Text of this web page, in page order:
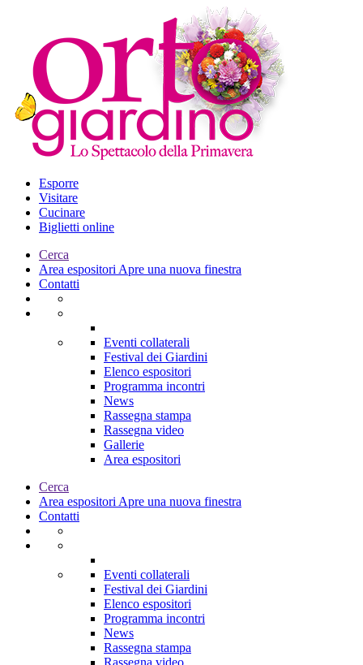
Esporre
Visitare
Cucinare
Biglietti online
Cerca
Area espositori Apre una nuova finestra
Contatti
Eventi collaterali
Festival dei Giardini
Elenco espositori
Programma incontri
News
Rassegna stampa
Rassegna video
Gallerie
Area espositori
Cerca
Area espositori Apre una nuova finestra
Contatti
Eventi collaterali
Festival dei Giardini
Elenco espositori
Programma incontri
News
Rassegna stampa
Rassegna video